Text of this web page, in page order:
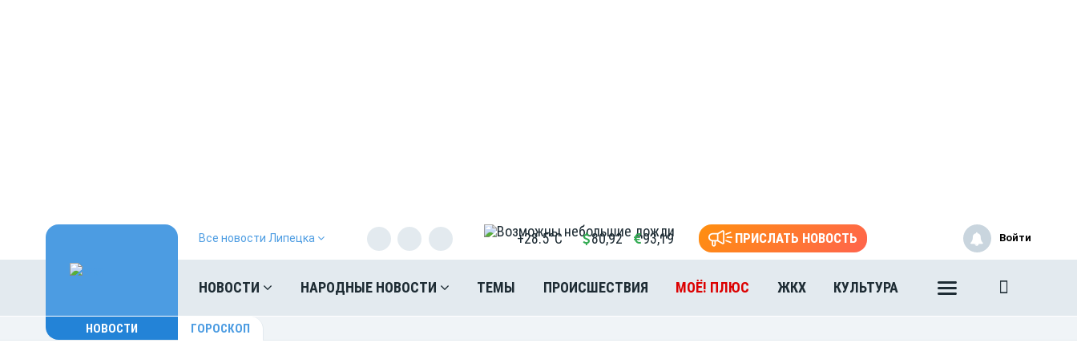
Все новости Липецка +28.5°C 80,92 93,19 ПРИСЛАТЬ НОВОСТЬ
НОВОСТИ НАРОДНЫЕ НОВОСТИ ТЕМЫ ПРОИСШЕСТВИЯ МОЁ! ПЛЮС ЖКХ КУЛЬТУРА
Войти
НОВОСТИ ГОРОСКОП